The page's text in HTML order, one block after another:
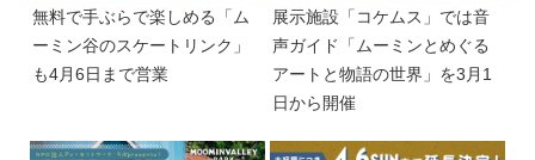
無料で手ぶらで楽しめる「ム
ーミン谷のスケートリンク」
も4月6日まで営業
展示施設「コケムス」では音
声ガイド「ムーミンとめぐる
アートと物語の世界」を3月1
日から開催